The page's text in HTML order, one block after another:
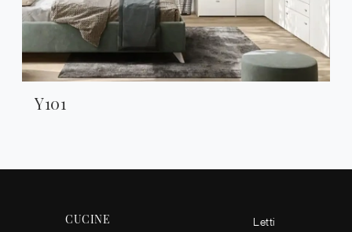
Y101
CUCINE
Letti